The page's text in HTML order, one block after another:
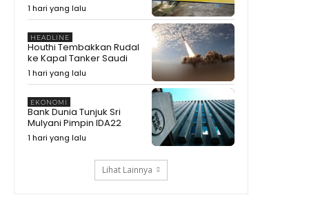
ke Tempat Hiburan Malam
#shorts #trending
00:37
Zulhas Singgung Sponsor
Pilkada Habis Modal, Baliknya
Minta Izin Tambang #shorts
#trending
01:21
Zulhas Singgung Sponsor
Biayai Pilkada, Setelah Menang
Tagih Tambang
Prabowo Singgung Erick Thohir
Soal Timnas Gagal ke
1 hari yang lalu
HEADLINE
Houthi Tembakkan Rudal
ke Kapal Tanker Saudi
1 hari yang lalu
EKONOMI
Bank Dunia Tunjuk Sri
Mulyani Pimpin IDA22
1 hari yang lalu
Lihat Lainnya